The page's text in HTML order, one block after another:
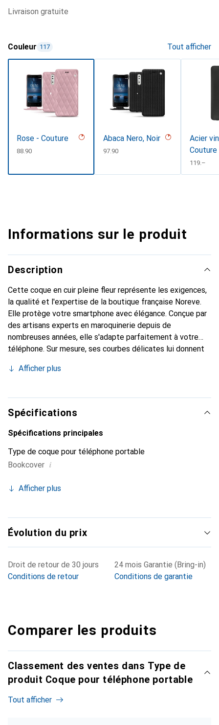
livraison gratuite
Couleur 117 Tout afficher
Rose - Couture
CHF
88.90
Abaca Nero, Noir
CHF
97.90
Acier
Couture
CHF
119.–
Informations sur le produit
Description
Cette coque en cuir pleine fleur représente les exigences,
la qualité et l'expertise de la boutique française Noreve.
Elle protège votre smartphone avec élégance. Conçue par
des artisans experts en maroquinerie depuis de
nombreuses années, elle s'adapte parfaitement à votre
téléphone. Sur mesure, ses courbes délicates lui donnent
et indispensable de votre smartphone. Reconnaître
marque Noreve est un choix sûr pour une clientèle
exigeante.
Afficher plus
Spécifications
Spécifications principales
Type de coque pour téléphone portable
Bookcover i
Afficher plus
Évolution du prix
Droit de retour de 30 jours
Conditions de retour
24 mois Garantie (Bring-in)
Conditions de garantie
Comparer les produits
Classement des ventes dans Type de
produit Coque pour téléphone portable
Tout afficher